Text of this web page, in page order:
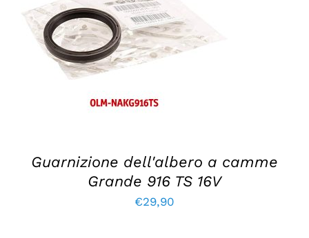
AGGIUNGI AL CARRELLO
/
DETTAGLI
Guarnizione dell'albero a camme
Grande 916 TS 16V
€29,90